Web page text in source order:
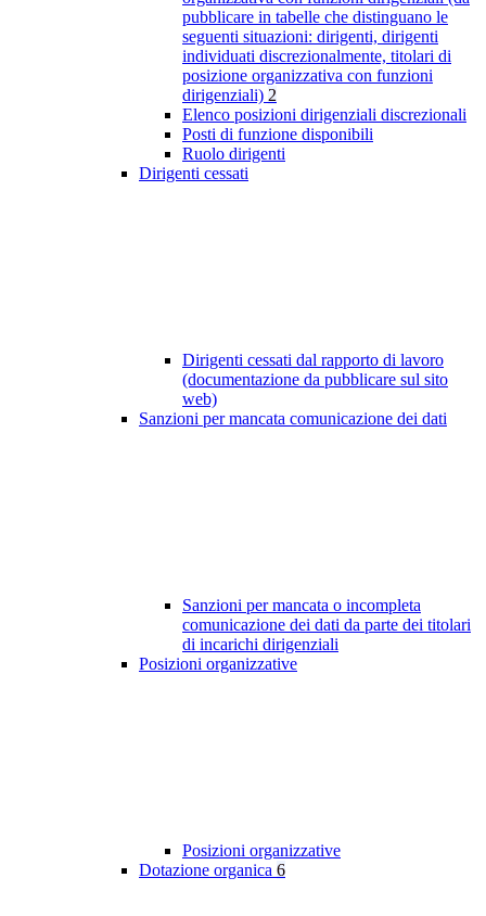
pubblicare in tabelle che distinguano le
seguenti situazioni: dirigenti, dirigenti
individuati discrezionalmente, titolari di
posizione organizzativa con funzioni
dirigenziali) 2
Elenco posizioni dirigenziali discrezionali
Posti di funzione disponibili
Ruolo dirigenti
Dirigenti cessati
Dirigenti cessati dal rapporto di lavoro
(documentazione da pubblicare sul sito
web)
Sanzioni per mancata comunicazione dei dati
Sanzioni per mancata o incompleta
comunicazione dei dati da parte dei titolari
di incarichi dirigenziali
Posizioni organizzative
Posizioni organizzative
Dotazione organica 6